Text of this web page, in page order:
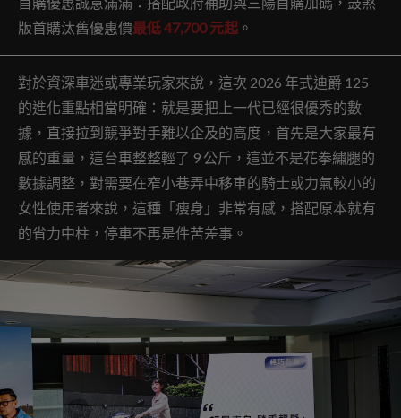
版首購汰舊優惠價最低 47,700 元起 。
對於資深車迷或專業玩家來說，這次 2026 年式迪爵 125
的進化重點相當明確：就是要把上一代已經很優秀的數
據，直接拉到競爭對手難以企及的高度，首先是大家最有
感的重量，這台車整整輕了 9 公斤，這並不是花拳繡腿的
數據調整，對需要在窄小巷弄中移車的騎士或力氣較小的
女性使用者來說，這種「瘦身」非常有感，搭配原本就有
的省力中柱，停車不再是件苦差事。